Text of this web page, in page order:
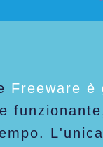
Freeware è